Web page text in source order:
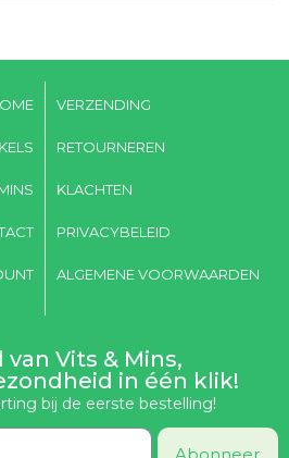
VERZENDING
RETOURNEREN
KLACHTEN
PRIVACYBELEID
ALGEMENE VOORWAARDEN
Vits & Mins,
in één klik!
bij de eerste bestelling!